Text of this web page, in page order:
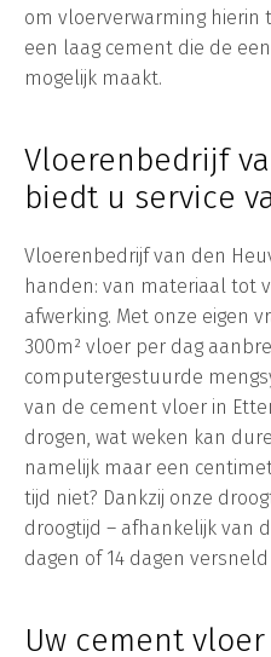
om vloerverwarming hierin
een laag cement die de
mogelijk maakt.
Vloerenbedrijf
biedt u service
Vloerenbedrijf van den
handen: van materiaal tot
afwerking. Met onze eigen
300m² vloer per dag
computergestuurde
van de cement vloer in
drogen, wat weken kan
namelijk maar een
tijd niet? Dankzij onze
droogtijd – afhankelijk van
dagen of 14 dagen
Uw cement